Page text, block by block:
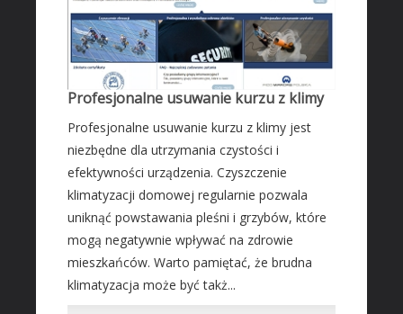
Usługi Motoryzacyjne
Salony, Komisy
MARKETING
Agencje Reklamowe
Materiały Reklamowe
Inne Agencje
AKTYWNOŚĆ FIZYCZNA
Imprezy Integracyjne
PRZEMYSŁ
Informatyczne
Profesjonalne usuwanie kurzu z klimy
Profesjonalne usuwanie kurzu z klimy jest
niezbędne dla utrzymania czystości i
efektywności urządzenia. Czyszczenie
klimatyzacji domowej regularnie pozwala
uniknąć powstawania pleśni i grzybów, które
mogą negatywnie wpływać na zdrowie
mieszkańców. Warto pamiętać, że brudna
klimatyzacja może być takż...